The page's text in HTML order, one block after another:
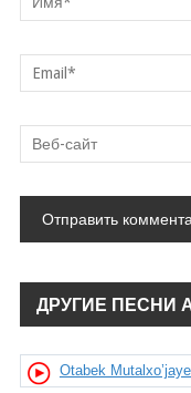
ДРУГИЕ ПЕСНИ
Otabek